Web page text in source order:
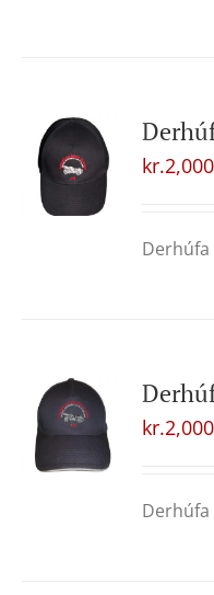
kr.
Derhúfa
kr.
Derhúfa